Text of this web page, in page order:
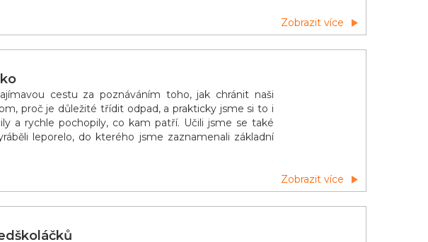
Zobrazit více
cestu za poznáváním toho, jak chránit naši
proč je důležité třídit odpad, a prakticky jsme si to i
a rychle pochopily, co kam patří. Učili jsme se také
leporelo, do kterého jsme zaznamenali základní
Zobrazit více